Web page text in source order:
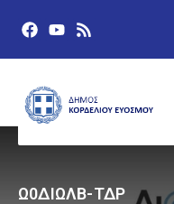
Ω0ΔΙΩΛΒ-ΤΔΡ